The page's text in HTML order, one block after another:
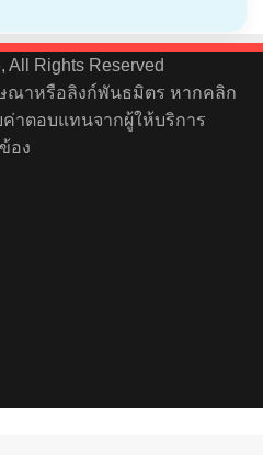
All Rights Reserved
ณาหรือลิงก์พันธมิตร หากคลิก
ค่าตอบแทนจากผู้ให้บริการ
อง